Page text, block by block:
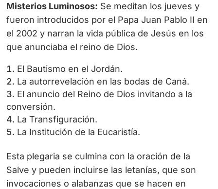
Misterios Luminosos: Se meditan los jueves y
fueron introducidos por el Papa Juan Pablo II en
el 2002 y narran la vida pública de Jesús en los
que anunciaba el reino de Dios.
El Bautismo en el Jordán.
La autorrevelación en las bodas de Caná.
El anuncio del Reino de Dios invitando a la
conversión.
La Transfiguración.
La Institución de la Eucaristía.
Esta plegaria se culmina con la oración de la
Salve y pueden incluirse las letanías, que son
invocaciones o alabanzas que se hacen en